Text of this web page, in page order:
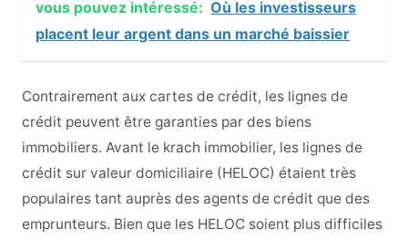
vous pouvez intéressé: Où les investisseurs
placent leur argent dans un marché baissier
Contrairement aux cartes de crédit, les lignes de
crédit peuvent être garanties par des biens
immobiliers. Avant le krach immobilier, les lignes de
crédit sur valeur domiciliaire (HELOC) étaient très
populaires tant auprès des agents de crédit que des
emprunteurs. Bien que les HELOC soient plus difficiles